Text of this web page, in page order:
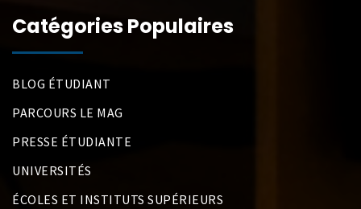
Catégories Populaires
BLOG ÉTUDIANT
PARCOURS LE MAG
PRESSE ÉTUDIANTE
UNIVERSITÉS
ÉCOLES ET INSTITUTS SUPÉRIEURS